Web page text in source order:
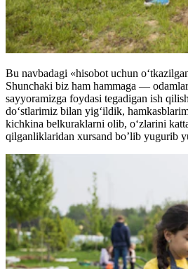
Bu navbadagi «hisobot uchun
Shunchaki biz ham hammaga —
sayyoramizga foydasi tegadigan ish
do‘stlarimiz bilan yig‘ildik,
kichkina belkuraklarni olib, o‘zlarini
qilganliklaridan xursand bo’lib yugurib